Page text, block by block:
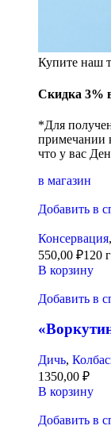
Купите наш
Скидка 3%
*Для
примечании
что у вас
в магазин
Добавить в
Консервация,
550,00 ₽120
В корзину
Добавить в
Дичь,
1350,00 ₽
В корзину
Добавить в